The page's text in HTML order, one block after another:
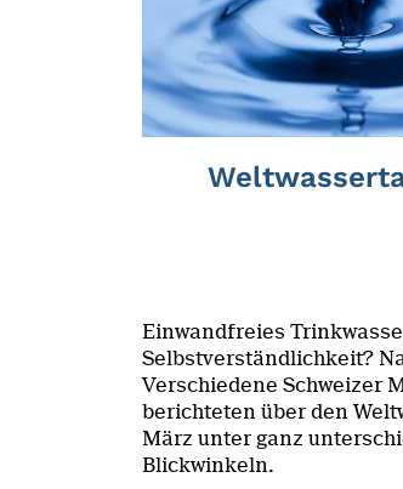
Einwandfreies
Selbstverständlichkeit?
Verschiedene Schweizer
berichteten über den
März unter ganz
Blickwinkeln.